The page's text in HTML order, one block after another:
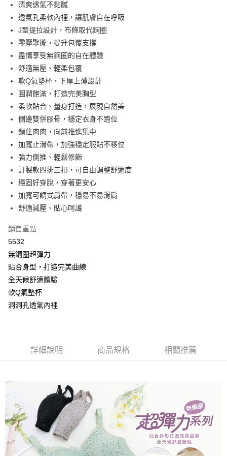
悠遊付
全盈+PAY
大哥付你分期
相關說明
【大哥付你分期使用說明】
1.本服務由台灣大哥大提供，台灣大哥大用戶可立即使用無須另外申請。
2.付款方式選擇「大哥付你分期」，訂單成立後會自動跳轉到大哥付的交易
流程，驗證手機門號後，選擇欲分期的期數、繳款截止日，確認付款後即完
3.實際核准額度、可分期數及費用金額請依後續交易確認頁面所載為準。
4.訂單成立30分鐘內，如未前往確認交易或遇審核未通過，訂單將自動取
消。如遇「轉專審核」未通過狀況，表示未達大哥付你分期系統評分，恕無
法說明評估內容。
【繳款方式說明】
1.分期款項不併入電信帳單，「大哥付你分期」於每月結算日後寄送繳費提
2.透過簡訊連結打開帳單後，可選擇「超商條碼／台灣大直營門市／銀行轉
帳／街口支付／iPASS MONEY」等通路繳費。
【注意事項】
用戶於交易時，得透過本服務購買商品或服務，並由商店將買賣／分期付款
買賣價金債權讓與本公司後，依約使用本公司帳單繳交帳款。
2.基於同意付款使用「大哥付你分期」之契約關係目的，商店將以您的個人
資料（包含姓名、電話或地址）提供予台灣大哥大進項蒐集、處理及利用，
由本公司與您本人進行分期帳單所需資料之確認、核對及更正。
3.完整用戶服務條款，請詳閱以下連結：
AFTEE先享後付
相關說明
【關於「AFTEE先享後付」】
AFTEE先享後付是「在收到商品之後才付款」的支付方式。 讓您購物簡單
１．簡單：不需註冊會員、不需綁卡、不需儲值。
２．便利：只要手機號碼，簡訊認證，即可結帳。
３．安心：先確認商品／服務後，再付款。
【「AFTEE先享後付」結帳流程】
１．於結帳方式選擇「AFTEE先享後付」後，將跳轉至「AFTEE先享後付」
２．訂單成立數日內，您將收到繳費通知簡訊。
３．收到繳費通知簡訊後14天內，點擊此簡訊中的連結，可透過四大超商／
※ 請注意：結帳手續完成當下不需立刻繳費，但若您需要取消訂單，請聯絡
後付繳納相關費用。
※ 交易是否成功請以「AFTEE先享後付 」之結帳頁面顯示為準，若有關於
是否繳費成功／繳費後需取消欲退款等相關疑問，請聯繫「AFTEE先享後付
客戶支援中心」https://netprotections.freshdesk.com/support/home
【注意事項】
易，需依本服務之必要範圍內提供個人資料，並將交易相關給付款項請求債
３．未成年的使用者請事先徵得法定代理人或監護人之同意方可使用
「AFTEE先享後付」，若未經同意申辦者引起之損失，本公司不負相關責
時審查核予不同之上限額度；若仍有額度不足之情形，本公司將視審查結果
請求用戶進行身份認證。
５．嚴禁一人註冊多個帳號或使用他人資訊註冊。若發現惡意使用之情形，
恩沛科技股份有限公司將有權停止該用戶之使用額度並採取法律行動。
Hami Point
相關說明
會員帳號後，即可在購物車使用 Hami Point 折抵消費金額 (1點等於1元)。
ATM付款
貨到付款
運送方式
全家取貨付款
付款後全家取貨
每筆NT$80，滿NT$499(含以上)免運費
萊爾富取貨付款
每筆NT$80，滿NT$799(含以上)免運費
付款後萊爾富取貨
每筆NT$80，滿NT$799(含以上)免運費
每筆NT$80，滿NT$799(含以上)免運費
7-11取貨(快速到店)
每筆NT$90
宅配/離島不配送
每筆NT$80，滿NT$890(含以上)免運費
清爽透氣不黏膩
透氣孔柔軟內裡，讓肌膚自在呼吸
J型提拉設計，布條取代鋼圈
零壓聚攏，提升包覆支撐
盡情享受無鋼圈的自在體驗
舒適無壓、輕柔包覆
軟Q氣墊杯，下厚上薄設計
圓潤飽滿，打造完美胸型
柔軟貼合、量身打造，展現自然美
側邊雙併膠骨，穩定衣身不跑位
鎖住肉肉，向前推進集中
加寬止滑帶，加強穩定服貼不移位
強力側推、輕鬆修飾
訂製款四排三扣，可自由調整舒適度
穩固好穿脫，穿著更安心
加寬可調式肩帶，穩易不易滑肩
舒適減壓、貼心呵護
銷售重點
5532
無鋼圈超彈力
貼合身型，打造完美曲線
全天候舒適體驗
軟Q氣墊杯
洞洞孔透氣內裡
詳細說明 商品規格 相關推薦